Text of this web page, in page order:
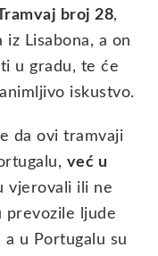
Tramvaj broj 28,
Lisabona, a on
u gradu, te će
iskustvo.
da ovi tramvaji
već u
vjerovali ili ne
prevozile ljude
u Portugalu su